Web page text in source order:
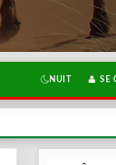
NUIT SE